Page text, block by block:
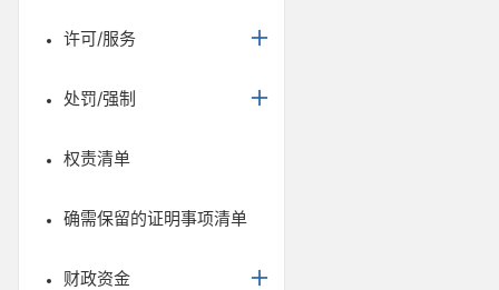
许可/服务
处罚/强制
权责清单
确需保留的证明事项清单
财政资金